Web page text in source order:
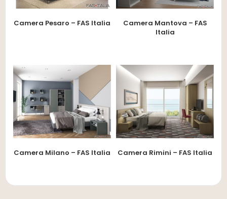
Camera Pesaro – FAS Italia
Camera Mantova – FAS
Italia
Camera Milano – FAS Italia Camera Rimini – FAS Italia